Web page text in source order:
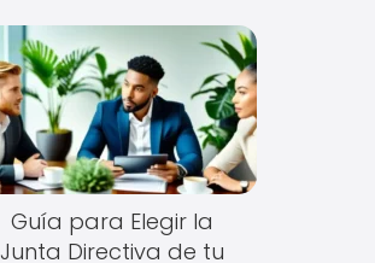
Guía para Elegir la
Junta Directiva de tu